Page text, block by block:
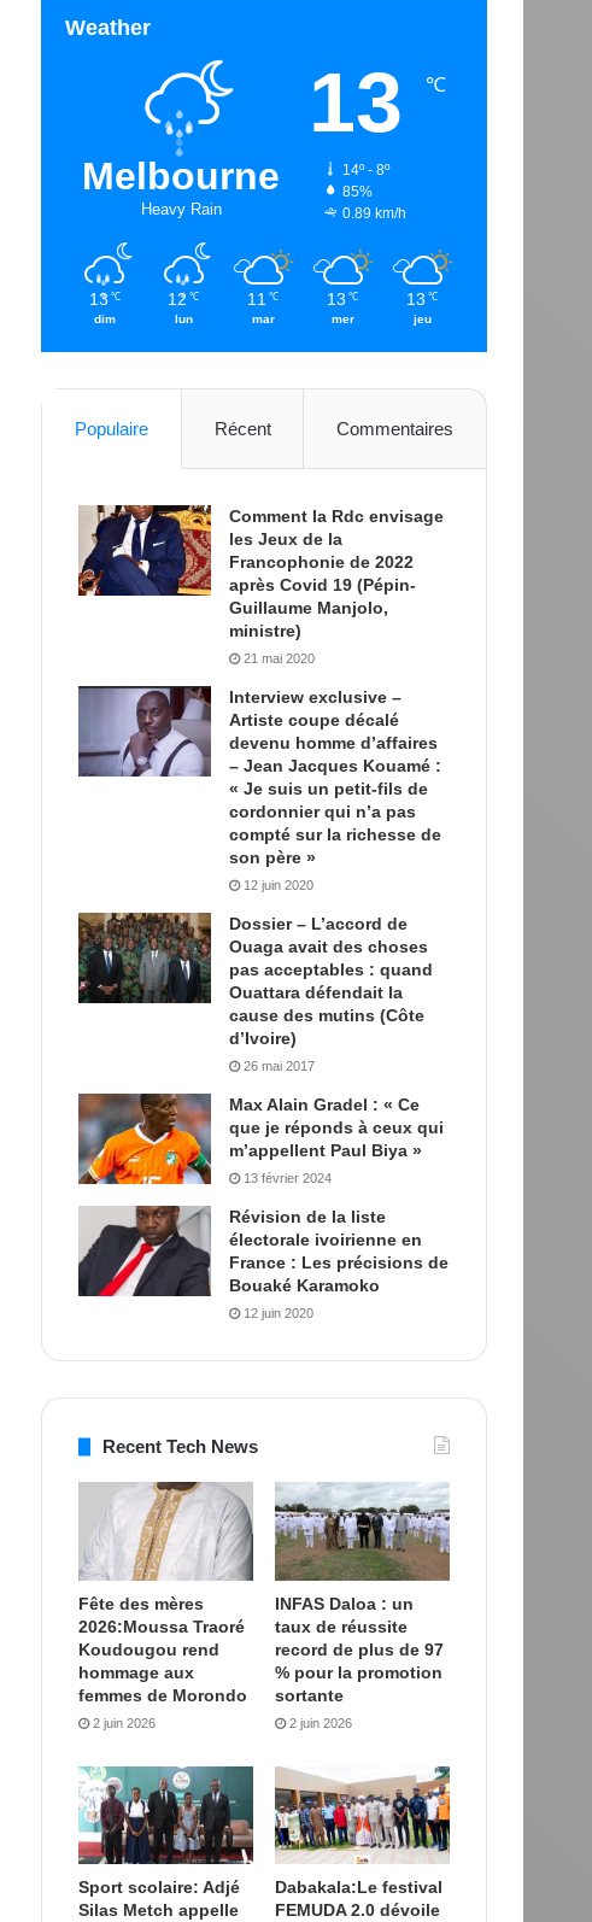
Weather
Melbourne
Heavy Rain
13 ℃
14º - 8º
85%
0.89 km/h
13 ℃
dim
12 ℃
lun
11 ℃
mar
13 ℃
mer
13 ℃
jeu
Populaire Récent Commentaires
Comment la Rdc envisage
les Jeux de la
Francophonie de 2022
après Covid 19 (Pépin-
Guillaume Manjolo,
ministre)
21 mai 2020
Interview exclusive –
Artiste coupe décalé
devenu homme d’affaires
– Jean Jacques Kouamé :
« Je suis un petit-fils de
cordonnier qui n’a pas
compté sur la richesse de
son père »
12 juin 2020
Dossier – L’accord de
Ouaga avait des choses
pas acceptables : quand
Ouattara défendait la
cause des mutins (Côte
d’Ivoire)
26 mai 2017
Max Alain Gradel : « Ce
que je réponds à ceux qui
m’appellent Paul Biya »
13 février 2024
Révision de la liste
électorale ivoirienne en
France : Les précisions de
Bouaké Karamoko
12 juin 2020
Recent Tech News
Fête des mères
2026:Moussa Traoré
Koudougou rend
hommage aux
femmes de Morondo
2 juin 2026
INFAS Daloa : un
taux de réussite
record de plus de 97
% pour la promotion
sortante
2 juin 2026
Sport scolaire: Adjé
Silas Metch appelle
Dabakala:Le festival
FEMUDA 2.0 dévoile